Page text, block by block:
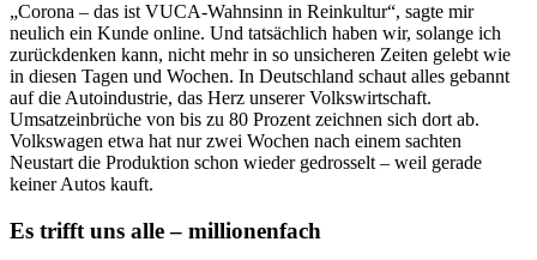
„Corona – das ist VUCA-Wahnsinn in Reinkultur“, sagte mir
neulich ein Kunde online. Und tatsächlich haben wir, solange ich
zurückdenken kann, nicht mehr in so unsicheren Zeiten gelebt wie
in diesen Tagen und Wochen. In Deutschland schaut alles gebannt
auf die Autoindustrie, das Herz unserer Volkswirtschaft.
Umsatzeinbrüche von bis zu 80 Prozent zeichnen sich dort ab.
Volkswagen etwa hat nur zwei Wochen nach einem sachten
Neustart die Produktion schon wieder gedrosselt – weil gerade
keiner Autos kauft.
Es trifft uns alle – millionenfach